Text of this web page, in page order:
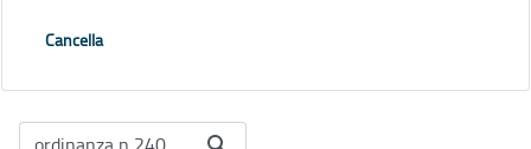
Cancella